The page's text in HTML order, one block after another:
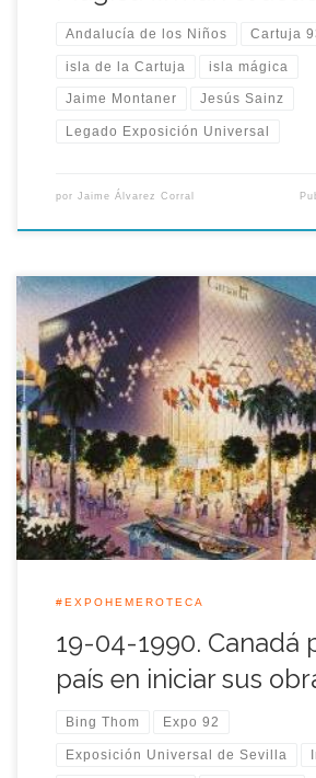
Andalucía de los Niños Cartuja
isla de la Cartuja isla mágica
Jaime Montaner Jesús Sainz
Legado Exposición Universal
por Jaime Álvarez Corral
Durante la mañana de aquel 19 de Abril
construirse el pabellón que representó a
Exposición Universal de Sevilla 1992, se
país participante en iniciar las obras de
una fecha en la que le restaba justo dos
#EXPOHEMEROTECA
19-04-1990. Canadá
país en iniciar sus
Bing Thom Expo 92
Exposición Universal de Sevilla